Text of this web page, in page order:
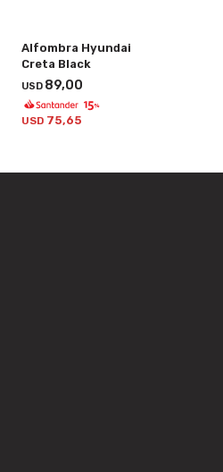
Alfombra Hyundai
Creta Black
USD 89,00
USD 75,65